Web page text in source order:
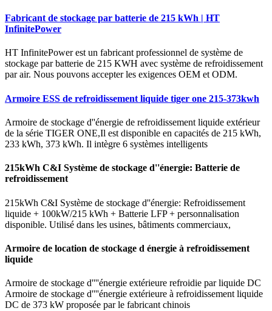
Fabricant de stockage par batterie de 215 kWh | HT
InfinitePower
HT InfinitePower est un fabricant professionnel de système de
stockage par batterie de 215 KWH avec système de refroidissement
par air. Nous pouvons accepter les exigences OEM et ODM.
Armoire ESS de refroidissement liquide tiger one 215-373kwh
Armoire de stockage d''énergie de refroidissement liquide extérieur
de la série TIGER ONE,Il est disponible en capacités de 215 kWh,
233 kWh, 373 kWh. Il intègre 6 systèmes intelligents
215kWh C&I Système de stockage d''énergie: Batterie de
refroidissement
215kWh C&I Système de stockage d''énergie: Refroidissement
liquide + 100kW/215 kWh + Batterie LFP + personnalisation
disponible. Utilisé dans les usines, bâtiments commerciaux,
Armoire de location de stockage d énergie à refroidissement
liquide
Armoire de stockage d''''énergie extérieure refroidie par liquide DC
Armoire de stockage d''''énergie extérieure à refroidissement liquide
DC de 373 kW proposée par le fabricant chinois